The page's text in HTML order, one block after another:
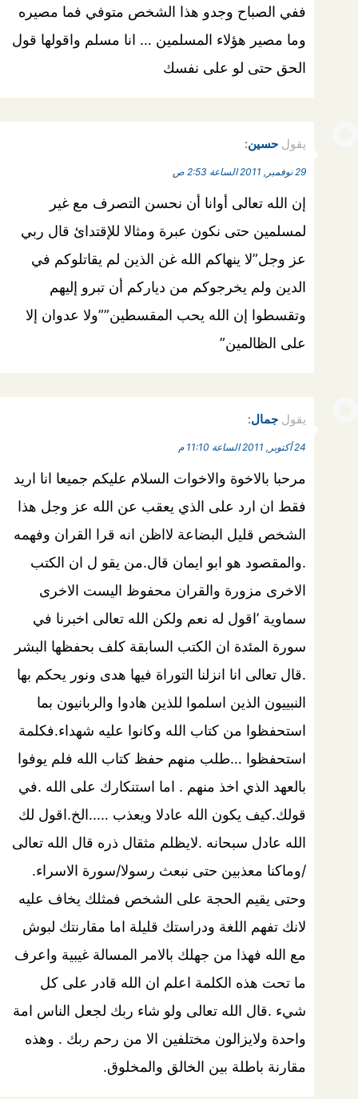
ففي الصباح وجدو هذا الشخص متوفي فما مصيره
وما مصير هؤلاء المسلمين … انا مسلم واقولها قول
الحق حتى لو على نفسك
يقول حسين:
29 نوفمبر, 2011 الساعة 2:53 ص
إن الله تعالى أوانا أن نحسن التصرف مع غير
لمسلمين حتى نكون عبرة ومثالا للإقتدائ قال ربي
عز وجل”لا ينهاكم الله غن الذين لم يقاتلوكم في
الدين ولم يخرجوكم من دياركم أن تبرو إليهم
وتقسطوا إن الله يحب المقسطين””ولا عدوان إلا
على الظالمين”
يقول جمال:
24 أكتوبر, 2011 الساعة 11:10 م
مرحبا بالاخوة والاخوات السلام عليكم جميعا انا اريد
فقط ان ارد على الذي يعقب عن الله عز وجل هذا
الشخص قليل البضاعة لااظن انه قرا القران وفهمه
.والمقصود هو ابو ايمان قال.من يقو ل ان الكتب
الاخرى مزورة والقران محفوظ اليست الاخرى
سماوية ’اقول له نعم ولكن الله تعالى اخبرنا في
سورة المئدة ان الكتب السابقة كلف بحفظها البشر
.قال تعالى انا انزلنا التوراة فيها هدى ونور يحكم بها
النبييون الذين اسلموا للذين هادوا والربانيون بما
استحفظوا من كتاب الله وكانوا عليه شهداء.فكلمة
استحفظوا …طلب منهم حفظ كتاب الله فلم يوفوا
بالعهد الذي اخذ منهم . اما استنكارك على الله .في
قولك.كيف يكون الله عادلا ويعذب …..الخ.اقول لك
الله عادل سبحانه .لايظلم مثقال ذره قال الله تعالى
/وماكنا معذبين حتى نبعث رسولا/سورة الاسراء.
وحتى يقيم الحجة على الشخص فمثلك يخاف عليه
لانك تفهم اللغة ودراستك قليلة اما مقارنتك لبوش
مع الله فهذا من جهلك بالامر المسالة غيبية واعرف
ما تحت هذه الكلمة اعلم ان الله قادر على كل
شيء .قال الله تعالى ولو شاء ربك لجعل الناس امة
واحدة ولايزالون مختلفين الا من رحم ربك . وهذه
مقارنة باطلة بين الخالق والمخلوق.